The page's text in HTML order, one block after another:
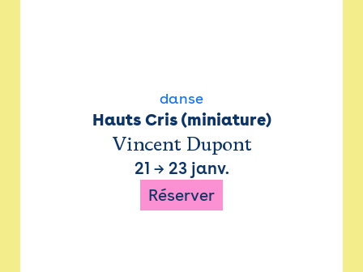
danse
Hauts Cris (miniature)
Vincent Dupont
21 → 23 janv.
Réserver